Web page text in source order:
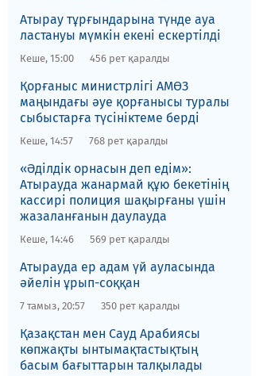
Атырау тұрғындарына түнде ауа
ластануы мүмкін екені ескертілді
Кеше, 15:00 456 рет қаралды
Қорғаныс министрлігі АМӨЗ
маңындағы әуе қорғанысы туралы
сыбыстарға түсініктеме берді
Кеше, 14:57 768 рет қаралды
«Әділдік орнасын деп едім»:
Атырауда жанармай құю бекетінің
кассирі полиция шақырғаны үшін
жазаланғанын даулауда
Кеше, 14:46 569 рет қаралды
Атырауда ер адам үй ауласында
әйелін ұрып-соққан
7 тамыз, 20:57 350 рет қаралды
Қазақстан мен Сауд Арабиясы
көпжақты ынтымақтастықтың
басым бағыттарын талқылады